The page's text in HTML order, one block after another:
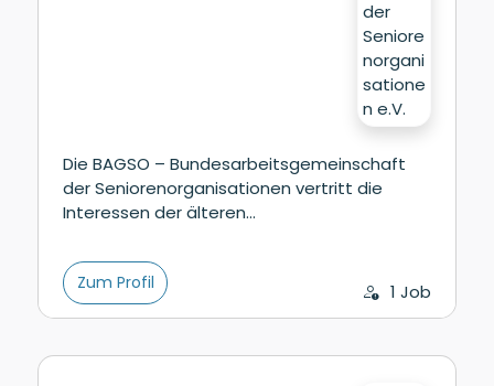
Die BAGSO – Bundesarbeitsgemeinschaft
der Seniorenorganisationen vertritt die
Interessen der älteren…
Zum Profil 1 Job